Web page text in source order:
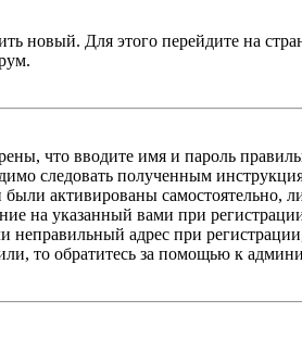
новый. Для этого перейдите на
что вводите имя и пароль
следовать полученным
активированы самостоятельно,
на указанный вами при
адрес при
то обратитесь за помощью к